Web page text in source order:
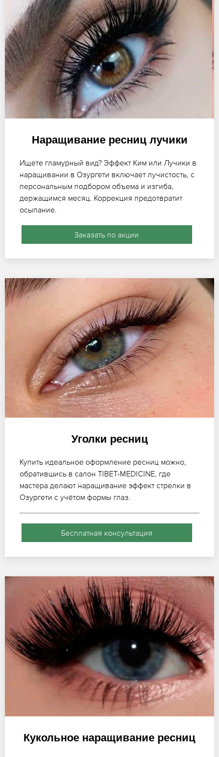
Наращивание ресниц лучики
Ищете гламурный вид? Эффект Ким или Лучики в
наращивании в Озургети включает лучистость, с
персональным подбором объема и изгиба,
держащимся месяц. Коррекция предотвратит
осыпание.
Заказать по акции
Уголки ресниц
Купить идеальное оформление ресниц можно,
обратившись в салон TIBET-MEDICINE, где
мастера делают наращивание эффект стрелки в
Озургети с учётом формы глаз.
Бесплатная консультация
Кукольное наращивание ресниц